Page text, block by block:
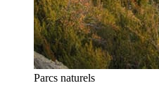
Parcs naturels